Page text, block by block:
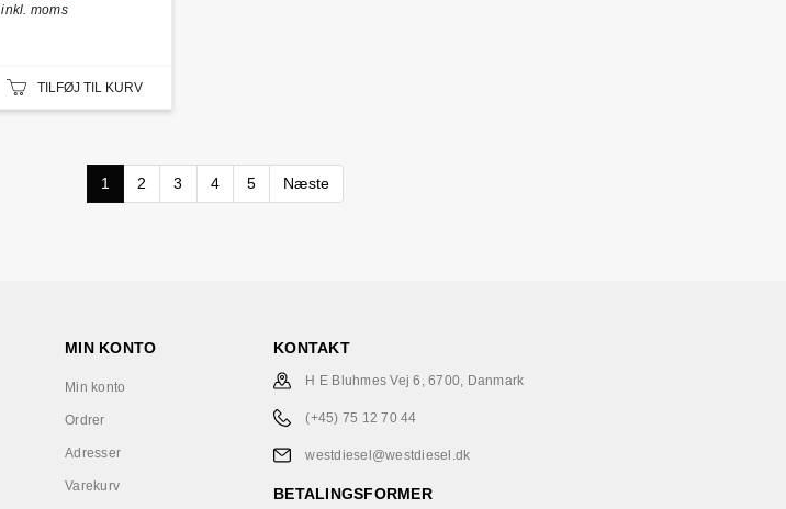
inkl. moms
TILFØJ TIL KURV
1 2 3 4 5 Næste
MIN KONTO
Min konto
Ordrer
Adresser
Varekurv
KONTAKT
H E Bluhmes Vej 6, 6700, Danmark
(+45) 75 12 70 44
westdiesel@westdiesel.dk
BETALINGSFORMER